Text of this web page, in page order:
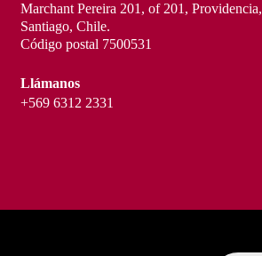
Marchant Pereira 201, of 201, Providencia,
Santiago, Chile.
Código postal 7500531
Llámanos
+569 6312 2331